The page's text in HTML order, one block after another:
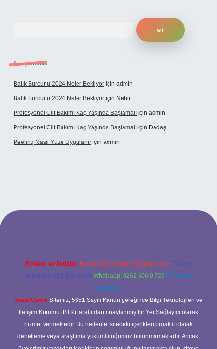
Son yorumlar
Balık Burcunu 2024 Neler Bekliyor için admin
Balık Burcunu 2024 Neler Bekliyor için Nehir
Profesyonel Cilt Bakımı Kaç Yaşında Başlamalı için admin
Profesyonel Cilt Bakımı Kaç Yaşında Başlamalı için Dadaş
Peeling Nasıl Yüze Uygulanır için admin
Reklam ve İletişim: E-mail: backlinkpaneli@gmail.com Teams:
forumhizmeti@gmail.com Whatsapp: 0262 606 0 726 Telegram:
@karabul
Yasal Uyarı: Sitemiz, 5651 Sayılı Kanun gereğince Bilgi Teknolojileri ve
İletişim Kurumu (BTK) tarafından onaylanmış bir Yer Sağlayıcı olarak
hizmet vermektedir. Bu nedenle, sitedeki içerikleri proaktif olarak
denetleme veya araştırma yükümlülüğümüz bulunmamaktadır. Ancak,